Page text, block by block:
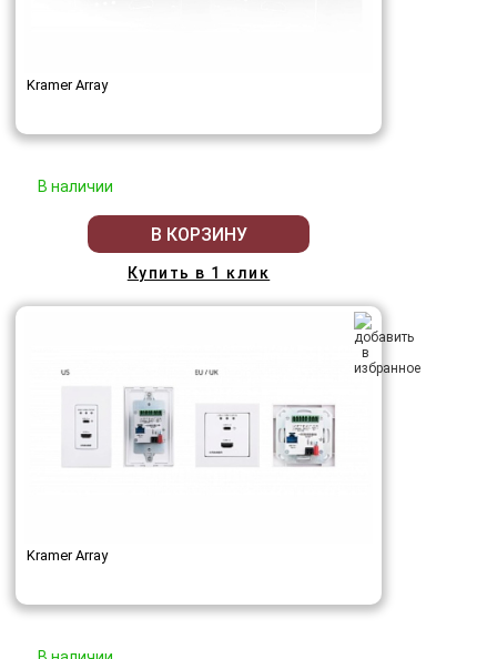
Kramer Array
В наличии
В КОРЗИНУ
Купить в 1 клик
Kramer Array